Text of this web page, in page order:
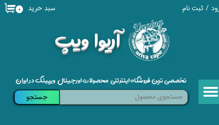
/ ثبت نام
حساب کاربری من
خروج از حساب کاربری
​آریوا ویپ
۰ سبد خرید
تخصصی ترین فروشگاه اینترنتی محصولات اورجینال ویپینگ در ایران
جستجو